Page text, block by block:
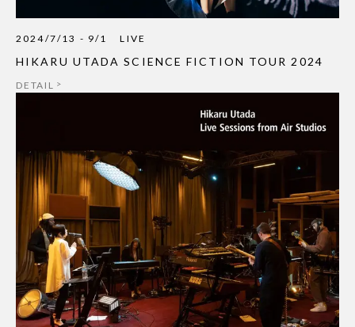
2024/7/13 - 9/1 LIVE
HIKARU UTADA SCIENCE FICTION TOUR 2024
DETAIL